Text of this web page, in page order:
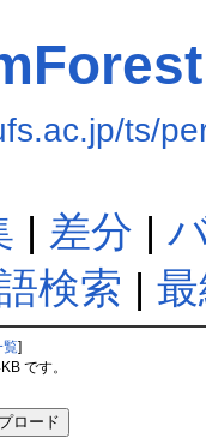
ts/
| 差分 |
検索 |
です。